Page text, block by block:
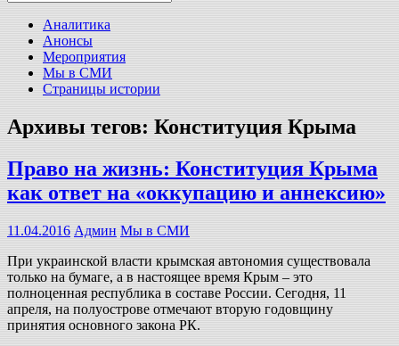
Аналитика
Анонсы
Мероприятия
Мы в СМИ
Страницы истории
Архивы тегов: Конституция Крыма
Право на жизнь: Конституция Крыма
как ответ на «оккупацию и аннексию»
11.04.2016 Админ Мы в СМИ
При украинской власти крымская автономия существовала
только на бумаге, а в настоящее время Крым – это
полноценная республика в составе России. Сегодня, 11
апреля, на полуострове отмечают вторую годовщину
принятия основного закона РК.